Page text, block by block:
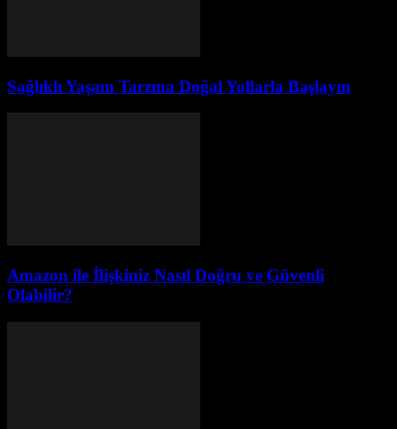
Sağlıklı Yaşam Tarzına Doğal Yollarla Başlayın
Amazon ile İlişkiniz Nasıl Doğru ve Güvenli
Olabilir?